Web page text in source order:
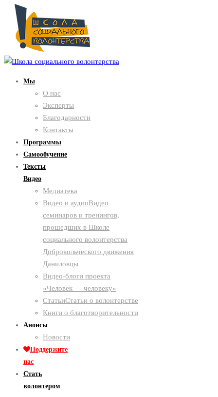
Мы
О нас
Эксперты
Благодарности
Контакты
Программы
Самообучение
Тексты
Видео
Медиатека
Видео и аудиоВидео
семинаров и тренингов,
прошедших в Школе
социального волонтерства
Добровольческого движения
Даниловцы
Видео-блоги проекта
«Человек — человеку»
СтатьиСтатьи о волонтерстве
Книги о благотворительности
Анонсы
Новости
Поддержите
нас
Стать
волонтером